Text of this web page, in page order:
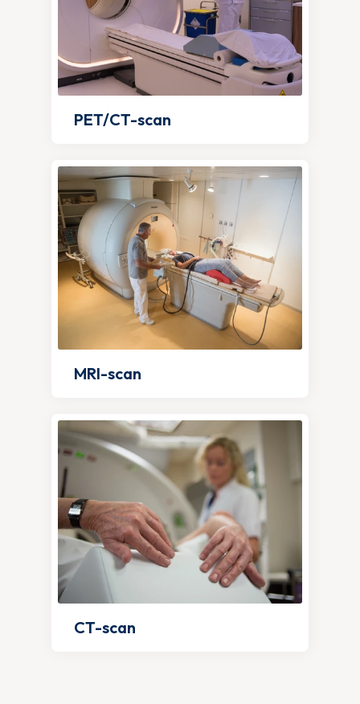
PET/CT-scan
MRI-scan
CT-scan